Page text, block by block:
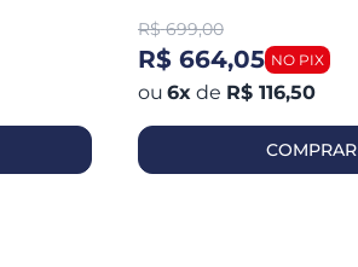
R$ 699,00
R$ 664,05
6x de R$ 116,50
COMPRAR